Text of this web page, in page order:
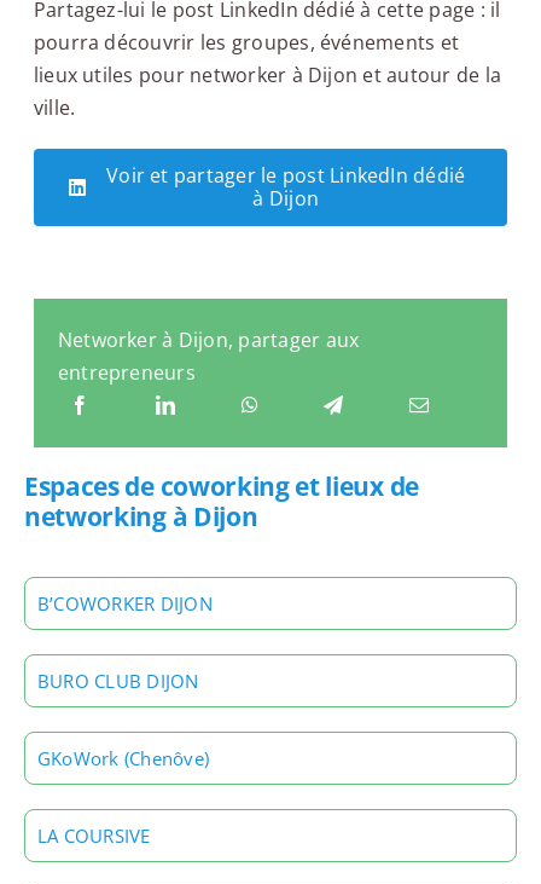
Partagez-lui le post LinkedIn dédié à cette page : il
pourra découvrir les groupes, événements et
lieux utiles pour networker à Dijon et autour de la
ville.
Voir et partager le post LinkedIn dédié
à Dijon
Networker à Dijon, partager aux
entrepreneurs
Espaces de coworking et lieux de
networking à Dijon
B’COWORKER DIJON
BURO CLUB DIJON
GKoWork (Chenôve)
LA COURSIVE